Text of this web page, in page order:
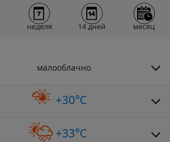
неделя 14 дней месяц
малооблачно
+30°C
+33°C